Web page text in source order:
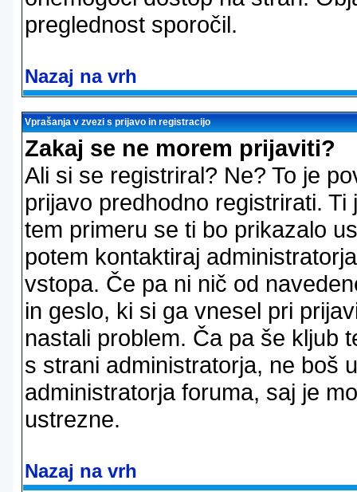
preglednost sporočil.
Nazaj na vrh
Vprašanja v zvezi s prijavo in registracijo
Zakaj se ne morem prijaviti?
Ali si se registriral? Ne? To je
prijavo predhodno registrirati.
tem primeru se ti bo prikazalo
potem kontaktiraj
vstopa. Če pa ni nič od
in geslo, ki si ga vnesel pri
nastali problem. Ča pa še kljub
s strani administratorja, ne boš
administratorja foruma, saj je
ustrezne.
Nazaj na vrh